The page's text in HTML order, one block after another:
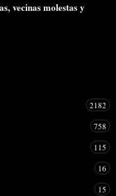
vecinas molestas y
2182
758
115
16
15